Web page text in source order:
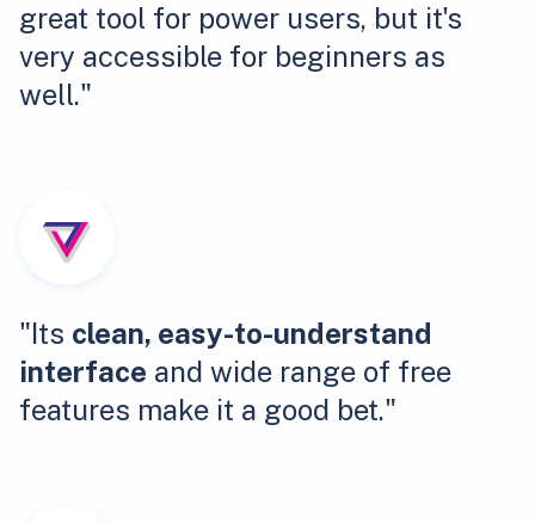
great tool for power users, but it's
very accessible for beginners as
well."
"Its clean, easy-to-understand
interface and wide range of free
features make it a good bet."